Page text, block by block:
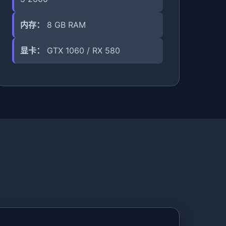
内存： 8 GB RAM
显卡： GTX 1060 / RX 580